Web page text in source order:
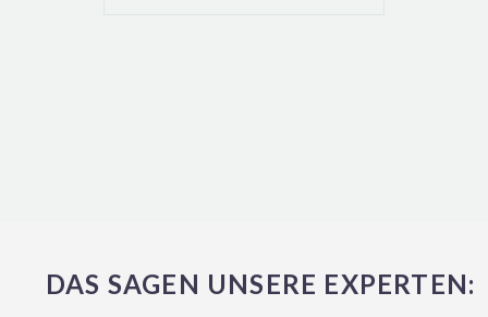
DAS SAGEN UNSERE EXPERTEN: